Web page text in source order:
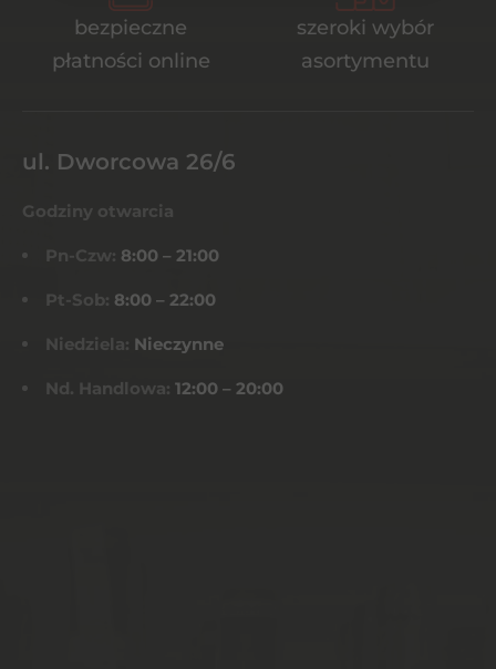
bezpieczne
płatności online
szeroki wybór
asortymentu
ul. Dworcowa 26/6
Godziny otwarcia
Pn-Czw: 8:00 – 21:00
Pt-Sob: 8:00 – 22:00
Niedziela: Nieczynne
Nd. Handlowa: 12:00 – 20:00